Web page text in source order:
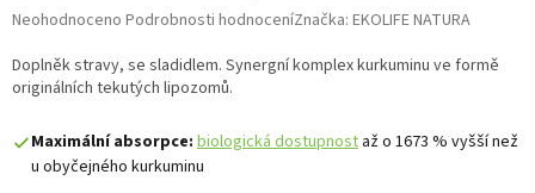
Průměrné hodnocení produktu je 0,0 z 5 hvězdiček.
Neohodnoceno Podrobnosti hodnoceníZnačka: EKOLIFE NATURA
Doplněk stravy, se sladidlem. Synergní komplex kurkuminu ve formě
originálních tekutých lipozomů.
Maximální absorpce: biologická dostupnost až o 1673 % vyšší než
u obyčejného kurkuminu